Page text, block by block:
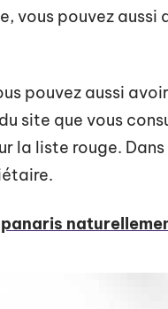
vous pouvez aussi
pouvez aussi avoir
site que vous
la liste rouge.